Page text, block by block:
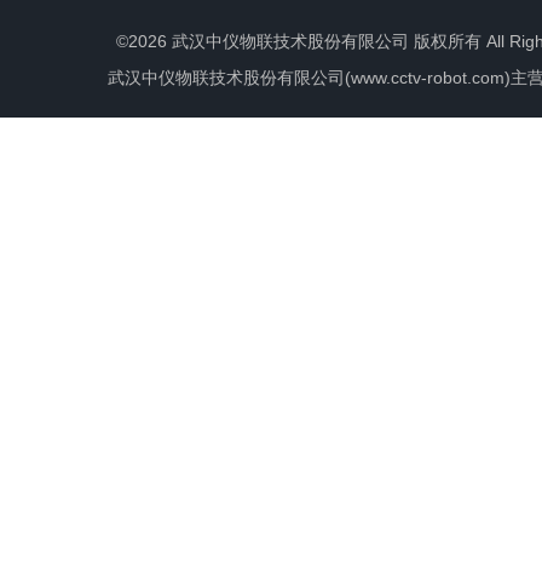
©2026 武汉中仪物联技术股份有限公司 版权所有 All
武汉中仪物联技术股份有限公司(www.cctv-robot.com)主